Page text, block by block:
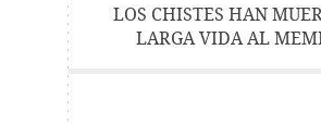
LOS CHISTES HAN
LARGA VIDA AL